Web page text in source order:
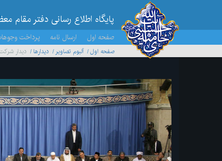
پایگاه اطلاع رسانی دفتر مقام
صفحه اول ارسال نامه پرداخت
صفحه اول آلبوم تصاویر ديدارها
دیدار